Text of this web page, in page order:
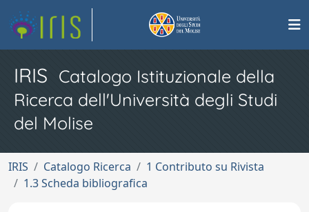
IRIS Catalogo Istituzionale della
Ricerca dell'Università degli Studi
del Molise
IRIS Catalogo Ricerca
1 Contributo su Rivista
1.3 Scheda bibliografica